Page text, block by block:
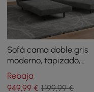
Sofá cama doble gris
moderno, tapizado,
convertible, giratorio, de
algodón y lino
Rebaja
949,99 € 1.199,99 €